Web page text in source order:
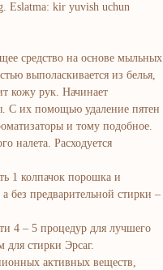
Eslatma: kir yuvish uchun
средство на основе мыльных
выполаскивается из белья,
кожу рук. Начинает
С их помощью удаление пятен
и тому подобное.
налета. Расходуется
1 колпачок порошка и
без предварительной стирки –
4 – 5 процедур для лучшего
для стирки Эрсаг.
активных веществ,